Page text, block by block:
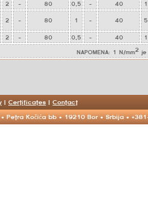
2 - 80 0,5 - 40
1
2 - 80 1 - 40 5
2 - 80 0,5 - 40 1
NAPOMENA: 1 N/mm2
| Certificates | Contact
• Petra Kočića bb • 19210 Bor • Srbija •